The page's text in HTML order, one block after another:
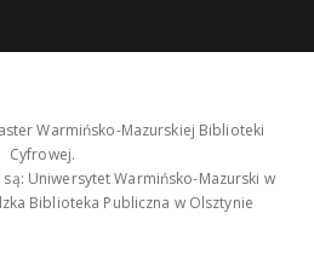
Warmińsko-Mazurskiej Biblioteki
Cyfrowej.
są: Uniwersytet Warmińsko-Mazurski w
Biblioteka Publiczna w Olsztynie